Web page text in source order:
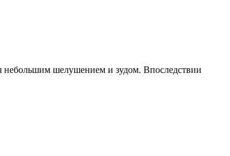
небольшим шелушением и зудом. Впоследствии